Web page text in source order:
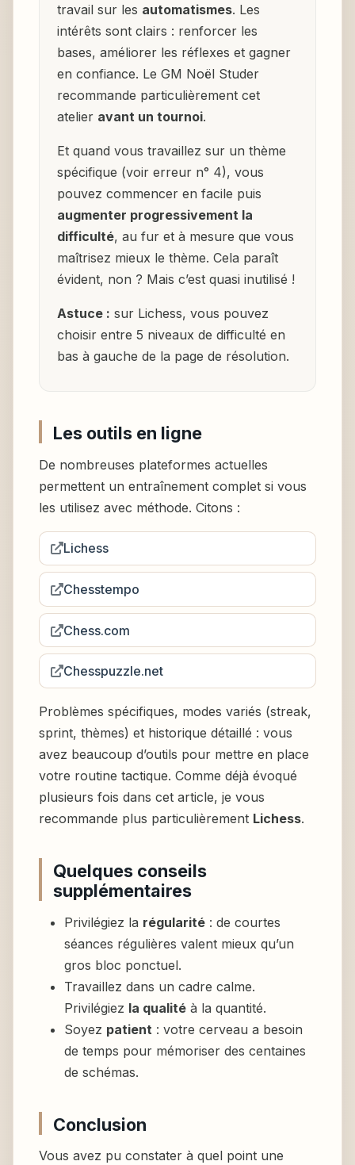
travail sur les automatismes. Les
intérêts sont clairs : renforcer les
bases, améliorer les réflexes et gagner
en confiance. Le GM Noël Studer
recommande particulièrement cet
atelier avant un tournoi.
Et quand vous travaillez sur un thème
spécifique (voir erreur n° 4), vous
pouvez commencer en facile puis
augmenter progressivement la
difficulté, au fur et à mesure que vous
maîtrisez mieux le thème. Cela paraît
évident, non ? Mais c’est quasi inutilisé !
Astuce : sur Lichess, vous pouvez
choisir entre 5 niveaux de difficulté en
bas à gauche de la page de résolution.
Les outils en ligne
De nombreuses plateformes actuelles
permettent un entraînement complet si vous
les utilisez avec méthode. Citons :
Lichess
Chesstempo
Chess.com
Chesspuzzle.net
Problèmes spécifiques, modes variés (streak,
sprint, thèmes) et historique détaillé : vous
avez beaucoup d’outils pour mettre en place
votre routine tactique. Comme déjà évoqué
plusieurs fois dans cet article, je vous
recommande plus particulièrement Lichess.
Quelques conseils
supplémentaires
Privilégiez la régularité : de courtes
séances régulières valent mieux qu’un
gros bloc ponctuel.
Travaillez dans un cadre calme.
Privilégiez la qualité à la quantité.
Soyez patient : votre cerveau a besoin
de temps pour mémoriser des centaines
de schémas.
Conclusion
Vous avez pu constater à quel point une